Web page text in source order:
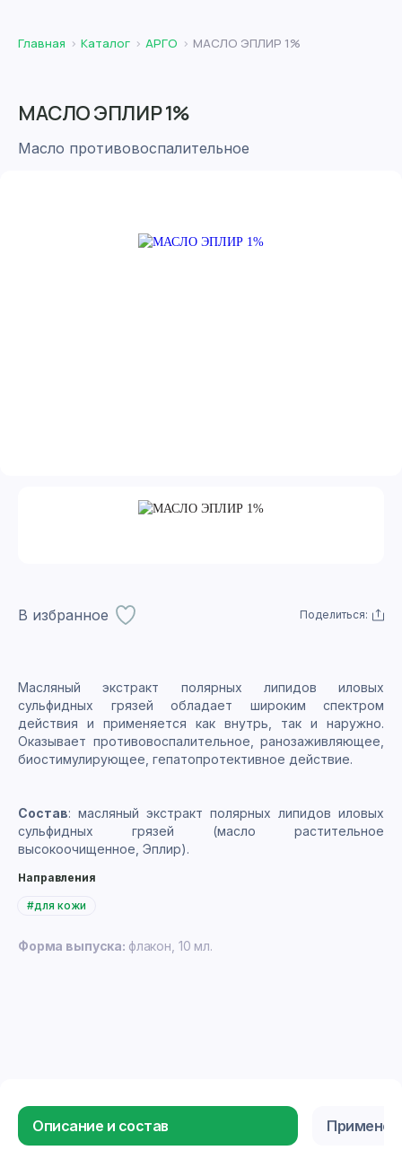
Главная Каталог АРГО МАСЛО ЭПЛИР 1%
МАСЛО ЭПЛИР 1%
Масло противовоспалительное
В избранное Поделиться:
Масляный экстракт полярных липидов иловых
сульфидных грязей обладает широким спектром
действия и применяется как внутрь, так и наружно.
Оказывает противовоспалительное, ранозаживляющее,
биостимулирующее, гепатопротективное действие.
Состав: масляный экстракт полярных липидов иловых
сульфидных грязей (масло растительное
высокоочищенное, Эплир).
Направления
#для кожи
Форма выпуска: флакон, 10 мл.
Описание и состав